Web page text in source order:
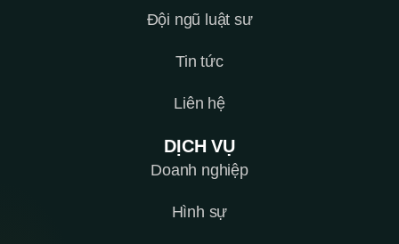
Đội ngũ luật sư
Tin tức
Liên hệ
DỊCH VỤ
Doanh nghiệp
Hình sự